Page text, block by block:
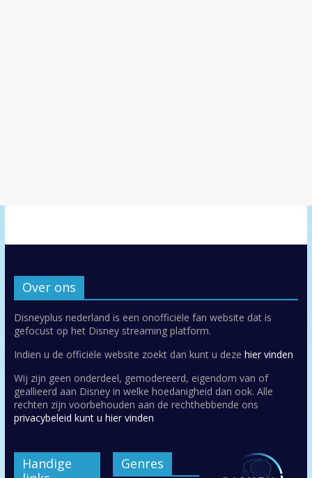
Over ons
Disneyplus nederland is een onofficiële fan website dat is
gefocust op het Disney streaming platform.
Indien u de officiële website zoekt dan kunt u deze hier vinden
Wij zijn geen onderdeel, gemodereerd, eigendom van of
geallieerd aan Disney in welke hoedanigheid dan ook. Alle
rechten zijn voorbehouden aan de rechthebbende ons
privacybeleid kunt u hier vinden
Handige
Genres